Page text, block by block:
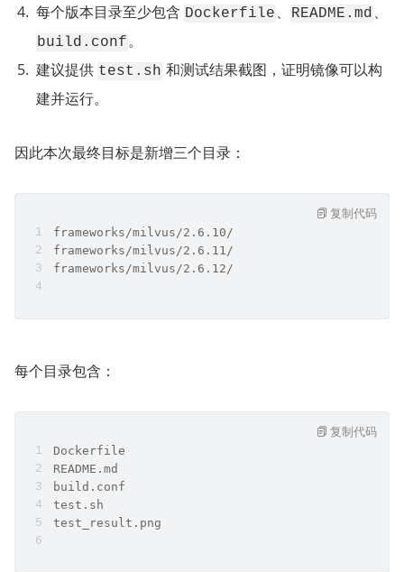
每个版本目录至少包含 Dockerfile 、 README.md 、
build.conf。
建议提供 test.sh 和测试结果截图，证明镜像可以构
建并运行。
因此本次最终目标是新增三个目录：
frameworks/milvus/2.6.10/
frameworks/milvus/2.6.11/
frameworks/milvus/2.6.12/
复制代码
每个目录包含：
Dockerfile
README.md
build.conf
test.sh
test_result.png
复制代码